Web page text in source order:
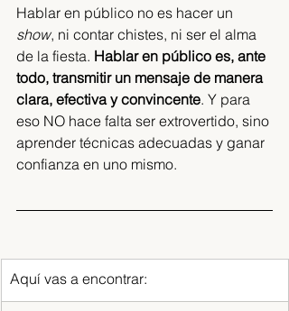
Hablar en público no es hacer un
show, ni contar chistes, ni ser el alma
de la fiesta. Hablar en público es, ante
todo, transmitir un mensaje de manera
clara, efectiva y convincente. Y para
eso NO hace falta ser extrovertido, sino
aprender técnicas adecuadas y ganar
confianza en uno mismo.
Aquí vas a encontrar: